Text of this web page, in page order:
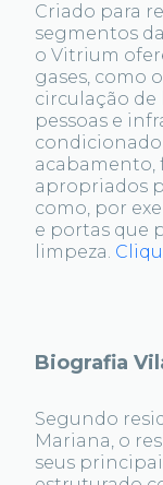
Criado para
segmentos
o Vitrium
gases, como
circulação de
pessoas e
acabamento,
apropriados
como, por
e portas que
limpeza.
Biografia
Segundo
Mariana, o
seus